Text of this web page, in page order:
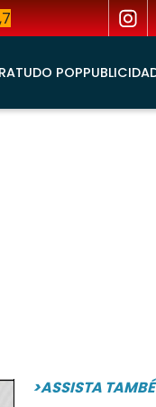
TUDO POP
>ASSISTA